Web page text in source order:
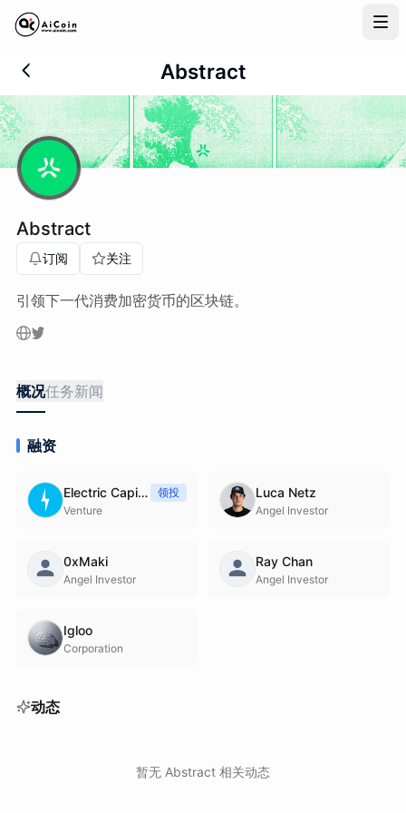
Abstract
Abstract 领空投教程
Abstract
订阅 关注
引领下一代消费加密货币的区块链。
概况任务新闻
融资
Electric Capital
领投
Venture
Luca Netz
Angel Investor
0xMaki
Angel Investor
Ray Chan
Angel Investor
Igloo
Corporation
动态
暂无 Abstract 相关动态